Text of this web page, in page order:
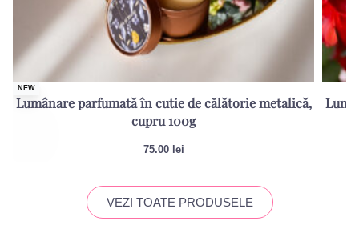
NEW
Lumânare parfumată în cutie de călătorie metalică,
cupru 100g
75.00 lei
VEZI TOATE PRODUSELE